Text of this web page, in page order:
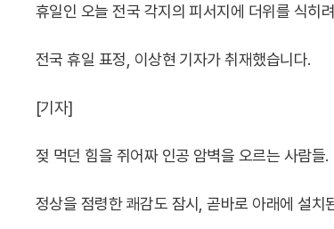
휴일인 오늘 전국 각지의 피서지에 더위를 식히
전국 휴일 표정, 이상현 기자가 취재했습니다.
[기자]
젖 먹던 힘을 쥐어짜 인공 암벽을 오르는 사람들.
정상을 점령한 쾌감도 잠시, 곧바로 아래에 설치